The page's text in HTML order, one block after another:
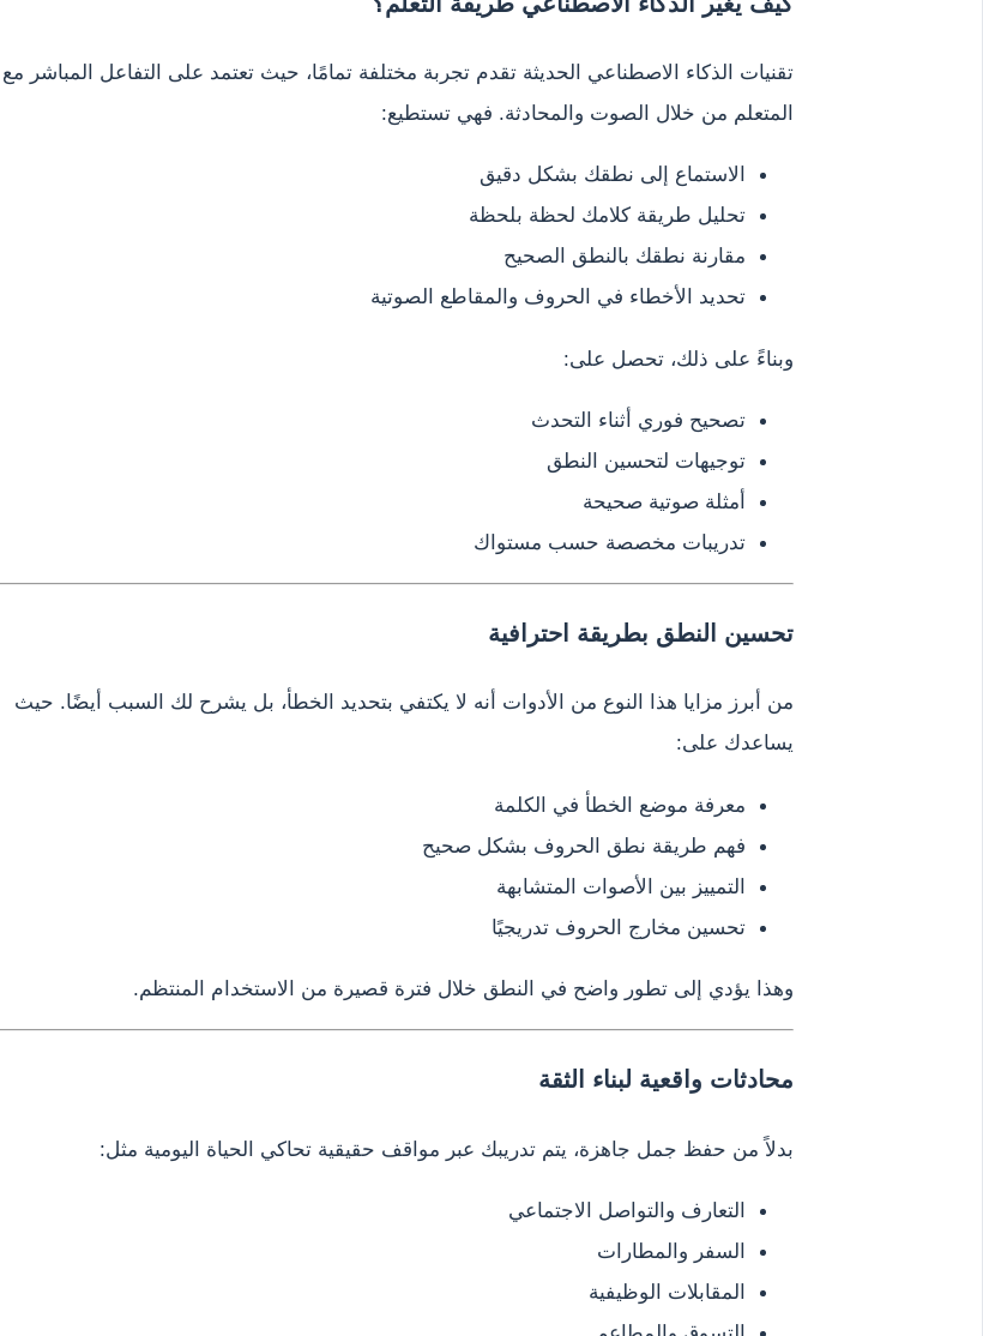
تقنيات الذكاء الاصطناعي الحديثة تقدم تجربة مختلفة تمامًا، حيث تعتمد على التفاعل المباشر مع
المتعلم من خلال الصوت والمحادثة. فهي تستطيع:
الاستماع إلى نطقك بشكل دقيق
تحليل طريقة كلامك لحظة بلحظة
مقارنة نطقك بالنطق الصحيح
تحديد الأخطاء في الحروف والمقاطع الصوتية
وبناءً على ذلك، تحصل على:
تصحيح فوري أثناء التحدث
توجيهات لتحسين النطق
أمثلة صوتية صحيحة
تدريبات مخصصة حسب مستواك
تحسين النطق بطريقة احترافية
من أبرز مزايا هذا النوع من الأدوات أنه لا يكتفي بتحديد الخطأ، بل يشرح لك السبب أيضًا. حيث
يساعدك على:
معرفة موضع الخطأ في الكلمة
فهم طريقة نطق الحروف بشكل صحيح
التمييز بين الأصوات المتشابهة
تحسين مخارج الحروف تدريجيًا
وهذا يؤدي إلى تطور واضح في النطق خلال فترة قصيرة من الاستخدام المنتظم.
محادثات واقعية لبناء الثقة
بدلاً من حفظ جمل جاهزة، يتم تدريبك عبر مواقف حقيقية تحاكي الحياة اليومية مثل:
التعارف والتواصل الاجتماعي
السفر والمطارات
المقابلات الوظيفية